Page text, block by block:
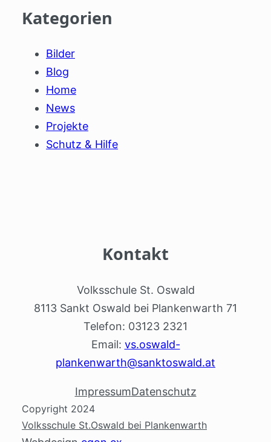
Kategorien
Bilder
Blog
Home
News
Projekte
Schutz & Hilfe
Kontakt
Volksschule St. Oswald
8113 Sankt Oswald bei Plankenwarth 71
Telefon: 03123 2321
Email: vs.oswald-
plankenwarth@sanktoswald.at
ImpressumDatenschutz
Copyright 2024
Volksschule St.Oswald bei Plankenwarth